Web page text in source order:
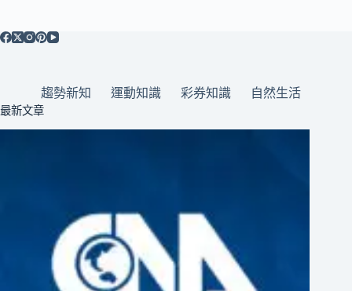
趨勢新知 運動知識 彩券知識 自然生活
最新文章